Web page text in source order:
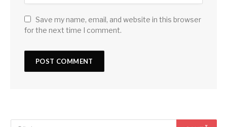
Save my name, email, and website in this browser
for the next time I comment.